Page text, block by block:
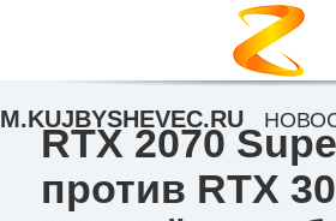
RTX 2070
против RTX
M.KUJBYSHEVEC.RU